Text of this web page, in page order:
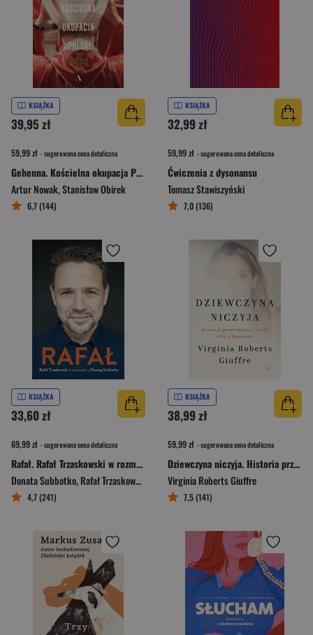
KSIĄŻKA
39,95 zł
59,99 zł - sugerowana cena detaliczna
Gehenna. Kościelna okupacja Polski
Artur Nowak,Stanisław Obirek
6,7 (144)
KSIĄŻKA
32,99 zł
59,99 zł - sugerowana cena detaliczna
Ćwiczenia z dysonansu
Tomasz Stawiszyński
7,0 (136)
KSIĄŻKA
33,60 zł
69,99 zł - sugerowana cena detaliczna
Rafał. Rafał Trzaskowski w rozmowie z Donatą Subbotko
Donata Subbotko,Rafał Trzaskowski
4,7 (241)
KSIĄŻKA
38,99 zł
59,99 zł - sugerowana cena detaliczna
Dziewczyna niczyja. Historia przetrwania i walki ofiary Epsteina
Virginia Roberts Giuffre
7,5 (141)